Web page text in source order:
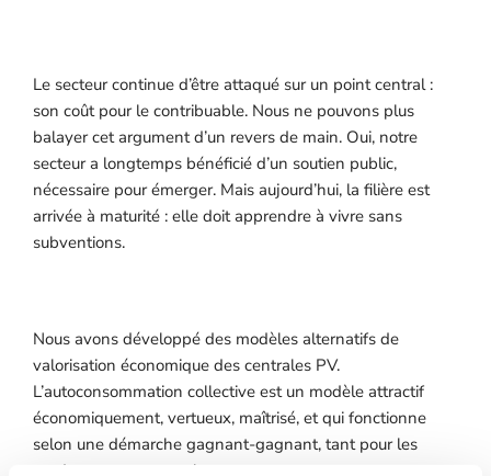
Le secteur continue d’être attaqué sur un point central :
son coût pour le contribuable. Nous ne pouvons plus
balayer cet argument d’un revers de main. Oui, notre
secteur a longtemps bénéficié d’un soutien public,
nécessaire pour émerger. Mais aujourd’hui, la filière est
arrivée à maturité : elle doit apprendre à vivre sans
subventions.
Nous avons développé des modèles alternatifs de
valorisation économique des centrales PV.
L’autoconsommation collective est un modèle attractif
économiquement, vertueux, maîtrisé, et qui fonctionne
selon une démarche gagnant-gagnant, tant pour les
producteurs que pour les consommateurs.